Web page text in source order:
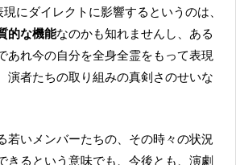
的な機能なのかも知れませんし、ある
あれ今の自分を全身全霊をもって表現
演者たちの取り組みの真剣さのせいな
きるという意味でも、今後とも、演劇